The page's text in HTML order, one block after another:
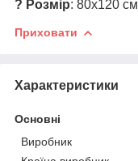
? Розмір: 80х120 см
Приховати
Характеристики
Основні
Виробник